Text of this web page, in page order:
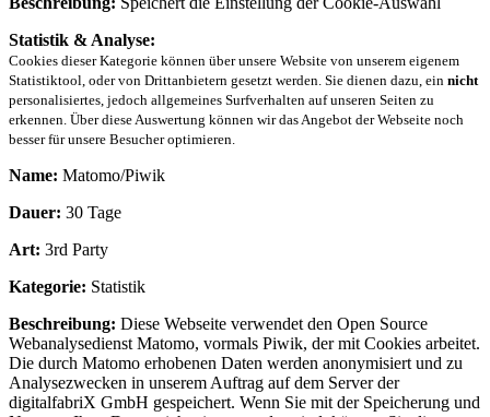
Statistik & Analyse:
Cookies dieser Kategorie können über unsere Website von unserem eigenem
Statistiktool, oder von Drittanbietern gesetzt werden. Sie dienen dazu, ein nicht
personalisiertes, jedoch allgemeines Surfverhalten auf unseren Seiten zu
erkennen. Über diese Auswertung können wir das Angebot der Webseite noch
besser für unsere Besucher optimieren.
Name: Matomo/Piwik
Dauer: 30 Tage
Art: 3rd Party
Kategorie: Statistik
Beschreibung: Diese Webseite verwendet den Open Source
Webanalysedienst Matomo, vormals Piwik, der mit Cookies arbeitet.
Die durch Matomo erhobenen Daten werden anonymisiert und zu
Analysezwecken in unserem Auftrag auf dem Server der
digitalfabriX GmbH gespeichert. Wenn Sie mit der Speicherung und